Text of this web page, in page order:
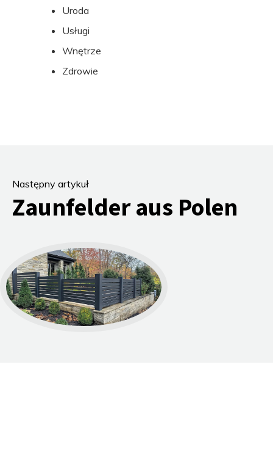
Uroda
Usługi
Wnętrze
Zdrowie
Następny artykuł
Zaunfelder aus Polen